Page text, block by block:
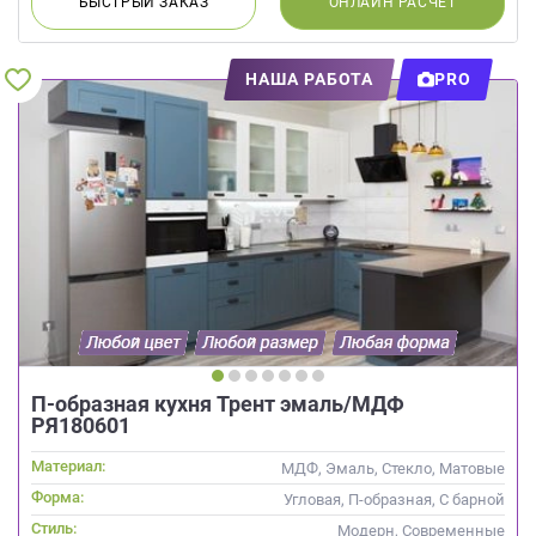
НАША РАБОТА PRO
П-образная кухня Трент эмаль/МДФ
РЯ180601
Материал:
МДФ, Эмаль, Стекло, Матовые
Форма:
Угловая, П-образная, С барной
стойкой
Стиль: Модерн, Современные